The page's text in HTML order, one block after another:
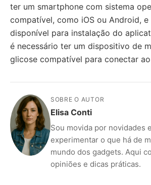
ter um smartphone com sistema
compatível, como iOS ou Android, e
disponível para instalação do
é necessário ter um dispositivo de
glicose compatível para conectar
SOBRE O AUTOR
Elisa Conti
Sou movida por novidades
experimentar o que há de
mundo dos gadgets. Aqui
opiniões e dicas práticas.